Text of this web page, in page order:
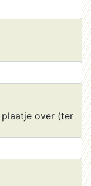
over (ter